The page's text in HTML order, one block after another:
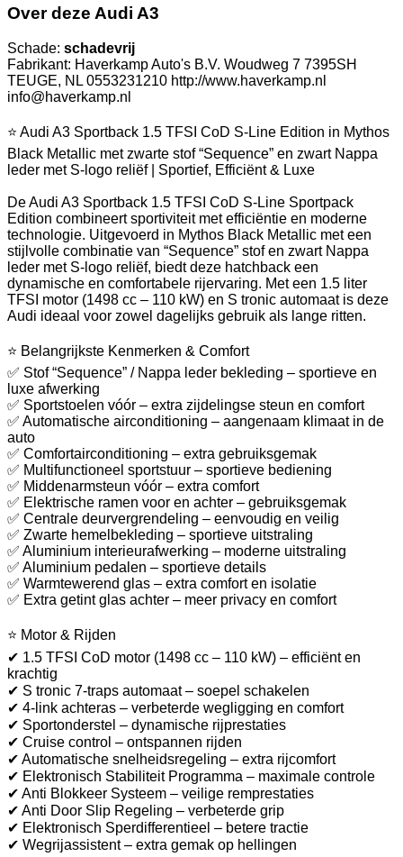
Over deze Audi A3
Schade: schadevrij
Fabrikant: Haverkamp Auto's B.V. Woudweg 7 7395SH
TEUGE, NL 0553231210 http://www.haverkamp.nl
info@haverkamp.nl
⭐ Audi A3 Sportback 1.5 TFSI CoD S-Line Edition in Mythos
Black Metallic met zwarte stof “Sequence” en zwart Nappa
leder met S-logo reliëf | Sportief, Efficiënt & Luxe
De Audi A3 Sportback 1.5 TFSI CoD S-Line Sportpack
Edition combineert sportiviteit met efficiëntie en moderne
technologie. Uitgevoerd in Mythos Black Metallic met een
stijlvolle combinatie van “Sequence” stof en zwart Nappa
leder met S-logo reliëf, biedt deze hatchback een
dynamische en comfortabele rijervaring. Met een 1.5 liter
TFSI motor (1498 cc – 110 kW) en S tronic automaat is deze
Audi ideaal voor zowel dagelijks gebruik als lange ritten.
⭐ Belangrijkste Kenmerken & Comfort
✅ Stof “Sequence” / Nappa leder bekleding – sportieve en
luxe afwerking
✅ Sportstoelen vóór – extra zijdelingse steun en comfort
✅ Automatische airconditioning – aangenaam klimaat in de
auto
✅ Comfortairconditioning – extra gebruiksgemak
✅ Multifunctioneel sportstuur – sportieve bediening
✅ Middenarmsteun vóór – extra comfort
✅ Elektrische ramen voor en achter – gebruiksgemak
✅ Centrale deurvergrendeling – eenvoudig en veilig
✅ Zwarte hemelbekleding – sportieve uitstraling
✅ Aluminium interieurafwerking – moderne uitstraling
✅ Aluminium pedalen – sportieve details
✅ Warmtewerend glas – extra comfort en isolatie
✅ Extra getint glas achter – meer privacy en comfort
⭐ Motor & Rijden
✔ 1.5 TFSI CoD motor (1498 cc – 110 kW) – efficiënt en
krachtig
✔ S tronic 7-traps automaat – soepel schakelen
✔ 4-link achteras – verbeterde wegligging en comfort
✔ Sportonderstel – dynamische rijprestaties
✔ Cruise control – ontspannen rijden
✔ Automatische snelheidsregeling – extra rijcomfort
✔ Elektronisch Stabiliteit Programma – maximale controle
✔ Anti Blokkeer Systeem – veilige remprestaties
✔ Anti Door Slip Regeling – verbeterde grip
✔ Elektronisch Sperdifferentieel – betere tractie
✔ Wegrijassistent – extra gemak op hellingen